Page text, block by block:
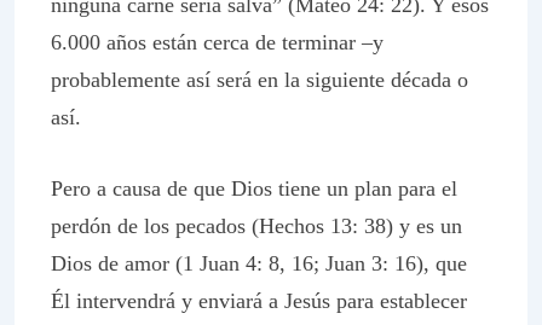
ninguna carne sería salva” (Mateo 24: 22). Y esos
6.000 años están cerca de terminar –y
probablemente así será en la siguiente década o
así.
Pero a causa de que Dios tiene un plan para el
perdón de los pecados (Hechos 13: 38) y es un
Dios de amor (1 Juan 4: 8, 16; Juan 3: 16), que
Él intervendrá y enviará a Jesús para establecer